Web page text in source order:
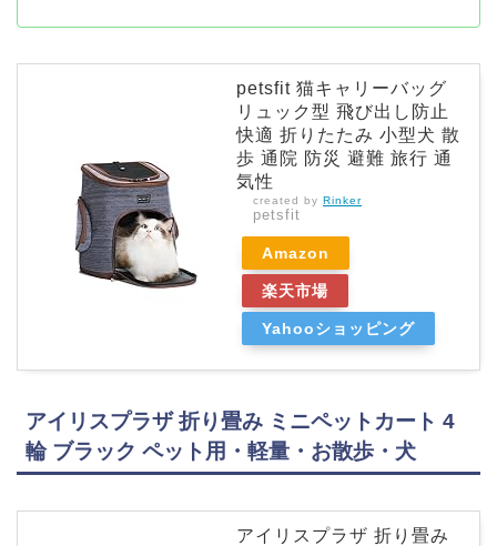
petsfit 猫キャリーバッグ
リュック型 飛び出し防止
快適 折りたたみ 小型犬 散
歩 通院 防災 避難 旅行 通
気性
created by Rinker
petsfit
Amazon
楽天市場
Yahooショッピング
アイリスプラザ 折り畳み ミニペットカート 4
輪 ブラック ペット用・軽量・お散歩・犬
アイリスプラザ 折り畳み